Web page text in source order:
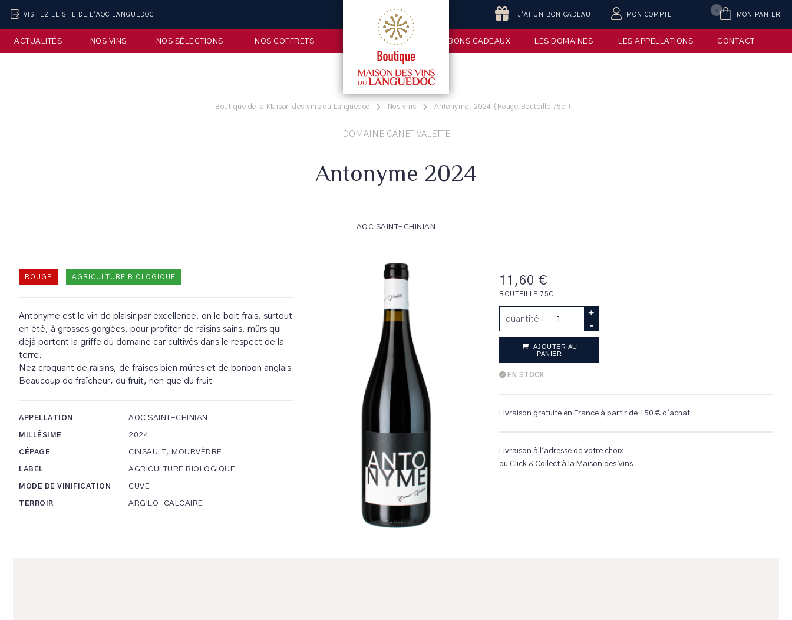
VISITEZ LE SITE DE L'AOC LANGUEDOC J'AI UN BON CADEAU MON COMPTE MON PANIER
0
ACTUALITÉS NOS VINS NOS SÉLECTIONS NOS COFFRETS BONS CADEAUX LES DOMAINES LES APPELLATIONS CONTACT
Boutique de la Maison des vins du Languedoc Nos vins Antonyme, 2024 (Rouge,Bouteille 75cl)
DOMAINE CANET VALETTE
Antonyme 2024
AOC SAINT-CHINIAN
ROUGE AGRICULTURE BIOLOGIQUE
Antonyme est le vin de plaisir par excellence, on le boit frais, surtout
en été, à grosses gorgées, pour profiter de raisins sains, mûrs qui
déjà portent la griffe du domaine car cultivés dans le respect de la
terre.
Nez croquant de raisins, de fraises bien mûres et de bonbon anglais
Beaucoup de fraîcheur, du fruit, rien que du fruit
APPELLATION AOC SAINT-CHINIAN
MILLÉSIME 2024
CÉPAGE CINSAULT, MOURVÈDRE
LABEL AGRICULTURE BIOLOGIQUE
MODE DE VINIFICATION CUVE
TERROIR ARGILO-CALCAIRE
11,60 €
BOUTEILLE 75CL
quantité : +
-
AJOUTER AU
PANIER
EN STOCK
Livraison gratuite en France à partir de 150 € d'achat
Livraison à l'adresse de votre choix
ou Click & Collect à la Maison des Vins